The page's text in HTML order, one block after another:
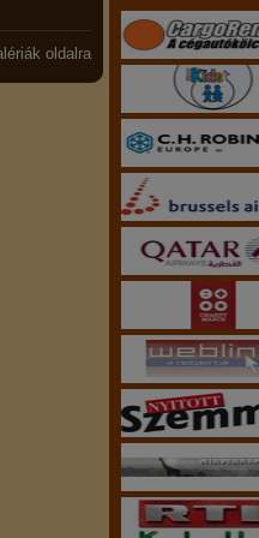
oldalra